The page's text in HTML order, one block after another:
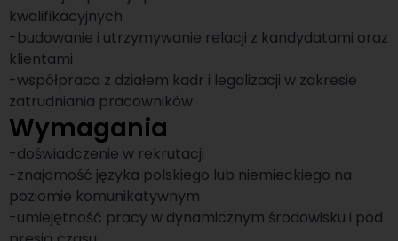
kwalifikacyjnych
-budowanie i utrzymywanie relacji z kandydatami oraz
klientami
-współpraca z działem kadr i legalizacji w zakresie
zatrudniania pracowników
Wymagania
-doświadczenie w rekrutacji
-znajomość języka polskiego lub niemieckiego na
poziomie komunikatywnym
-umiejętność pracy w dynamicznym środowisku i pod